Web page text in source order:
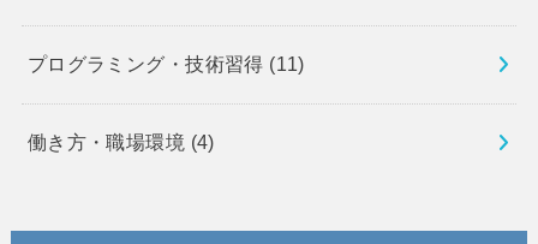
プログラミング・技術習得 (11)
働き方・職場環境 (4)